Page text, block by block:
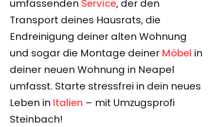
umfassenden Service, der den
Transport deines Hausrats, die
Endreinigung deiner alten Wohnung
und sogar die Montage deiner Möbel in
deiner neuen Wohnung in Neapel
umfasst. Starte stressfrei in dein neues
Leben in Italien – mit Umzugsprofi
Steinbach!